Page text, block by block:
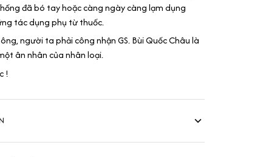
đã bó tay hoặc càng ngày càng lạm dụng
tác dụng phụ từ thuốc.
người ta phải công nhận GS. Bùi Quốc Châu là
ân nhân của nhân loại.
!